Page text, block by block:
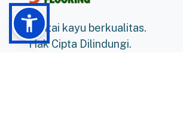
Lantai kayu berkualitas.
Hak Cipta Dilindungi.